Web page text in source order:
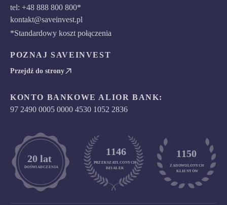
tel: +48 888 800 800*
kontakt@saveinvest.pl
*Standardowy koszt połączenia
POZNAJ SAVEINVEST
Przejdź do strony
KONTO BANKOWE ALIOR BANK:
97 2490 0005 0000 4530 1052 2836
DOŚWIADCZENIA
	20 lat
1146
PRZEKSZATŁCONYCH
DZIAŁEK
1150
ZADOWOLONYCH
KLIENTÓW